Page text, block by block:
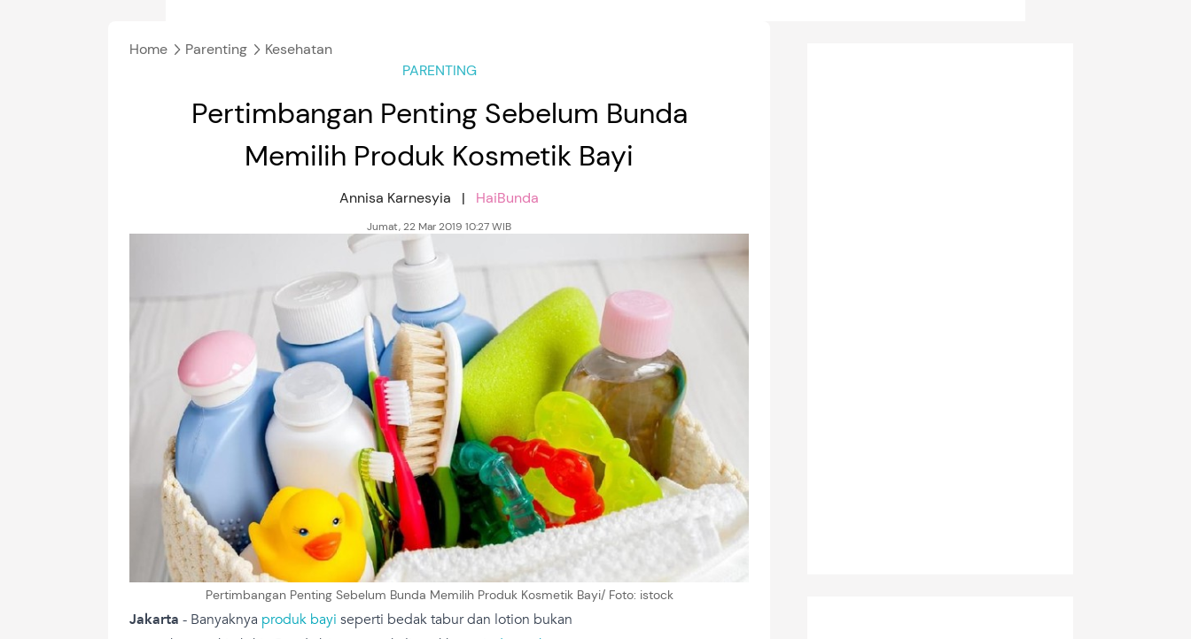
Home Parenting
Kesehatan
PARENTING
Pertimbangan Penting Sebelum Bunda
Memilih Produk Kosmetik Bayi
Annisa Karnesyia | HaiBunda
Jumat, 22 Mar 2019 10:27 WIB
Pertimbangan Penting Sebelum Bunda Memilih Produk Kosmetik Bayi/ Foto: istock
Jakarta - Banyaknya produk bayi seperti bedak tabur dan lotion bukan